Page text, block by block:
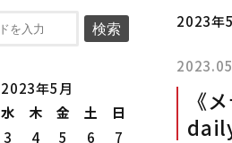
検索
2023年5月
水 木 金 土 日
3 4 5 6
7
2023年
《